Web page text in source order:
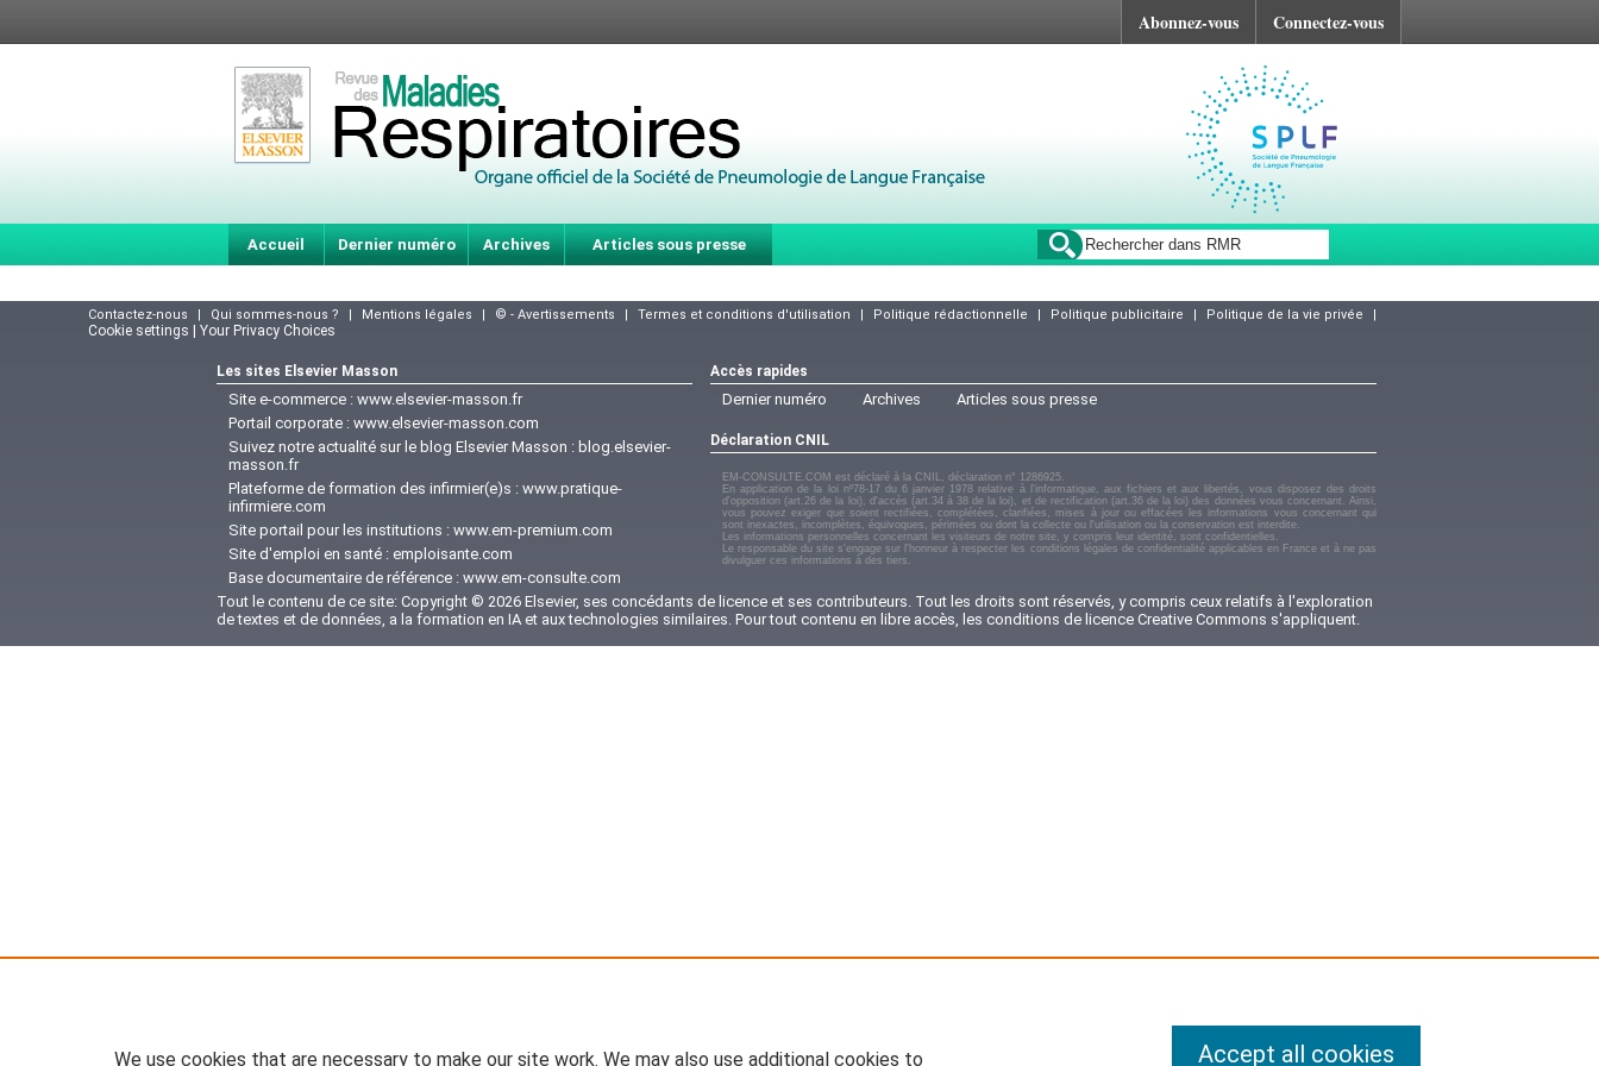
Abonnez-vous Connectez-vous
Accueil Dernier numéro Archives Articles sous presse
Contactez-nous | Qui sommes-nous ? | Mentions légales | © - Avertissements | Termes et conditions d'utilisation | Politique rédactionnelle | Politique publicitaire | Politique de la vie privée |
Cookie settings | Your Privacy Choices
Les sites Elsevier Masson
Site e-commerce : www.elsevier-masson.fr
Portail corporate : www.elsevier-masson.com
Suivez notre actualité sur le blog Elsevier Masson : blog.elsevier-
masson.fr
Plateforme de formation des infirmier(e)s : www.pratique-
infirmiere.com
Site portail pour les institutions : www.em-premium.com
Site d'emploi en santé : emploisante.com
Base documentaire de référence : www.em-consulte.com
Accès rapides
Dernier numéro Archives Articles sous presse
Déclaration CNIL
EM-CONSULTE.COM est déclaré à la CNIL, déclaration n° 1286925.
En application de la loi nº78-17 du 6 janvier 1978 relative à l'informatique, aux fichiers et aux libertés, vous disposez des droits
d'opposition (art.26 de la loi), d'accès (art.34 à 38 de la loi), et de rectification (art.36 de la loi) des données vous concernant. Ainsi,
vous pouvez exiger que soient rectifiées, complétées, clarifiées, mises à jour ou effacées les informations vous concernant qui
sont inexactes, incomplètes, équivoques, périmées ou dont la collecte ou l'utilisation ou la conservation est interdite.
Les informations personnelles concernant les visiteurs de notre site, y compris leur identité, sont confidentielles.
Le responsable du site s'engage sur l'honneur à respecter les conditions légales de confidentialité applicables en France et à ne pas
divulguer ces informations à des tiers.
Tout le contenu de ce site: Copyright © 2026 Elsevier, ses concédants de licence et ses contributeurs. Tout les droits sont réservés, y compris ceux relatifs à l'exploration
de textes et de données, a la formation en IA et aux technologies similaires. Pour tout contenu en libre accès, les conditions de licence Creative Commons s'appliquent.
We use cookies that are necessary to make our site work. We may also use additional cookies to Accept all cookies